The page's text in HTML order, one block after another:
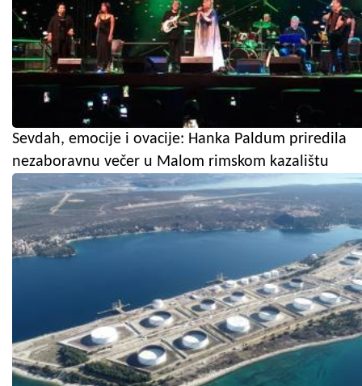
Sevdah, emocije i ovacije: Hanka Paldum priredila
nezaboravnu večer u Malom rimskom kazalištu